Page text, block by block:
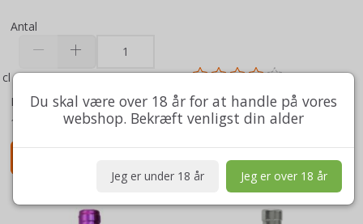
Antal
cl
Model/varenr.: 379
1,4 kg
Model/varenr.: 174
1,3 kg
Se produktet
Du skal være over 18 år for at handle på vores
webshop. Bekræft venligst din alder
Jeg er under 18 år Jeg er over 18 år